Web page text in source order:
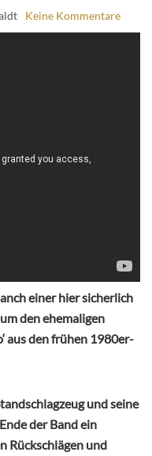
Keine Kommentare
einer hier sicherlich
den ehemaligen
aus den frühen 1980er-
und seine
der Band ein
Rückschlägen und